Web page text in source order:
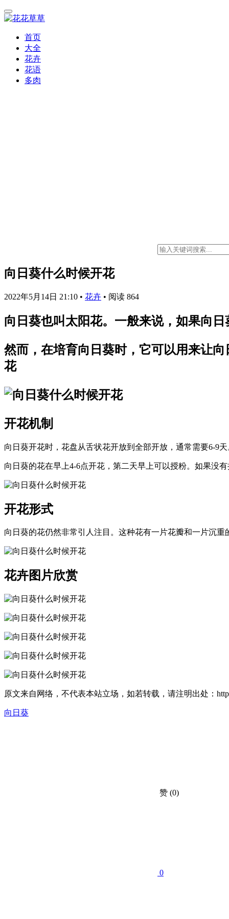
首页
大全
花卉
花语
多肉
向日葵什么时候开花
2022年5月14日 21:10 • 花卉 • 阅读 864
向日葵也叫太阳花。一般来说，如果向
然而，在培育向日葵时，它可以用来让
花
开花机制
向日葵开花时，花盘从舌状花开放到全部开放，通常需要6-9
向日葵的花在早上4-6点开花，第二天早上可以授粉。如果没
开花形式
向日葵的花仍然非常引人注目。这种花有一片花瓣和一片沉
花卉图片欣赏
原文来自网络，不代表本站立场，如若转载，请注明出处：
向日葵
赞 (0)
0